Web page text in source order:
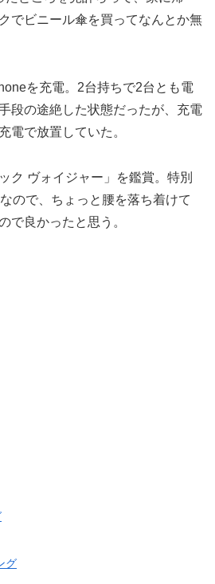
でビニール傘を買ってなんとか無
を充電。2台持ちで2台とも電
段の途絶した状態だったが、充電
電で放置していた。
ク ヴォイジャー」を鑑賞。特別
ので、ちょっと腰を落ち着けて
で良かったと思う。
グ